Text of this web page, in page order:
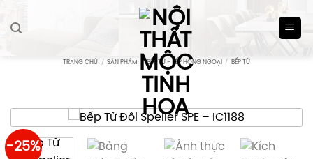
TRANG CHỦ / SẢN PHẨM BẾP TỪ - BẾP HỒNG NGOẠI / BẾP TỪ
-25%